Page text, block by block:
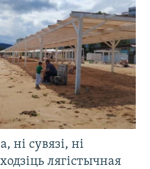
ні сувязі, ні
лягістычная